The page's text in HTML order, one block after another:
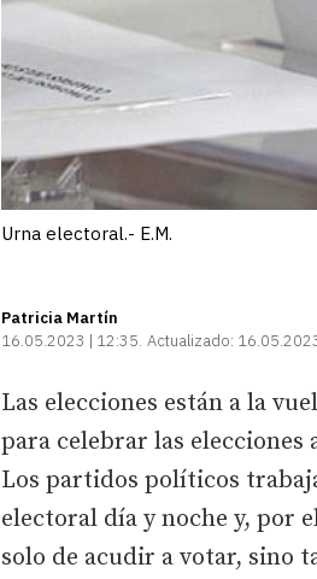
Urna electoral.- E.M.
Patricia Martín
16.05.2023 | 12:35 Actualizado:
Las elecciones están a la
para celebrar las elecciones
Los partidos políticos
electoral día y noche y, por
solo de acudir a votar, sino